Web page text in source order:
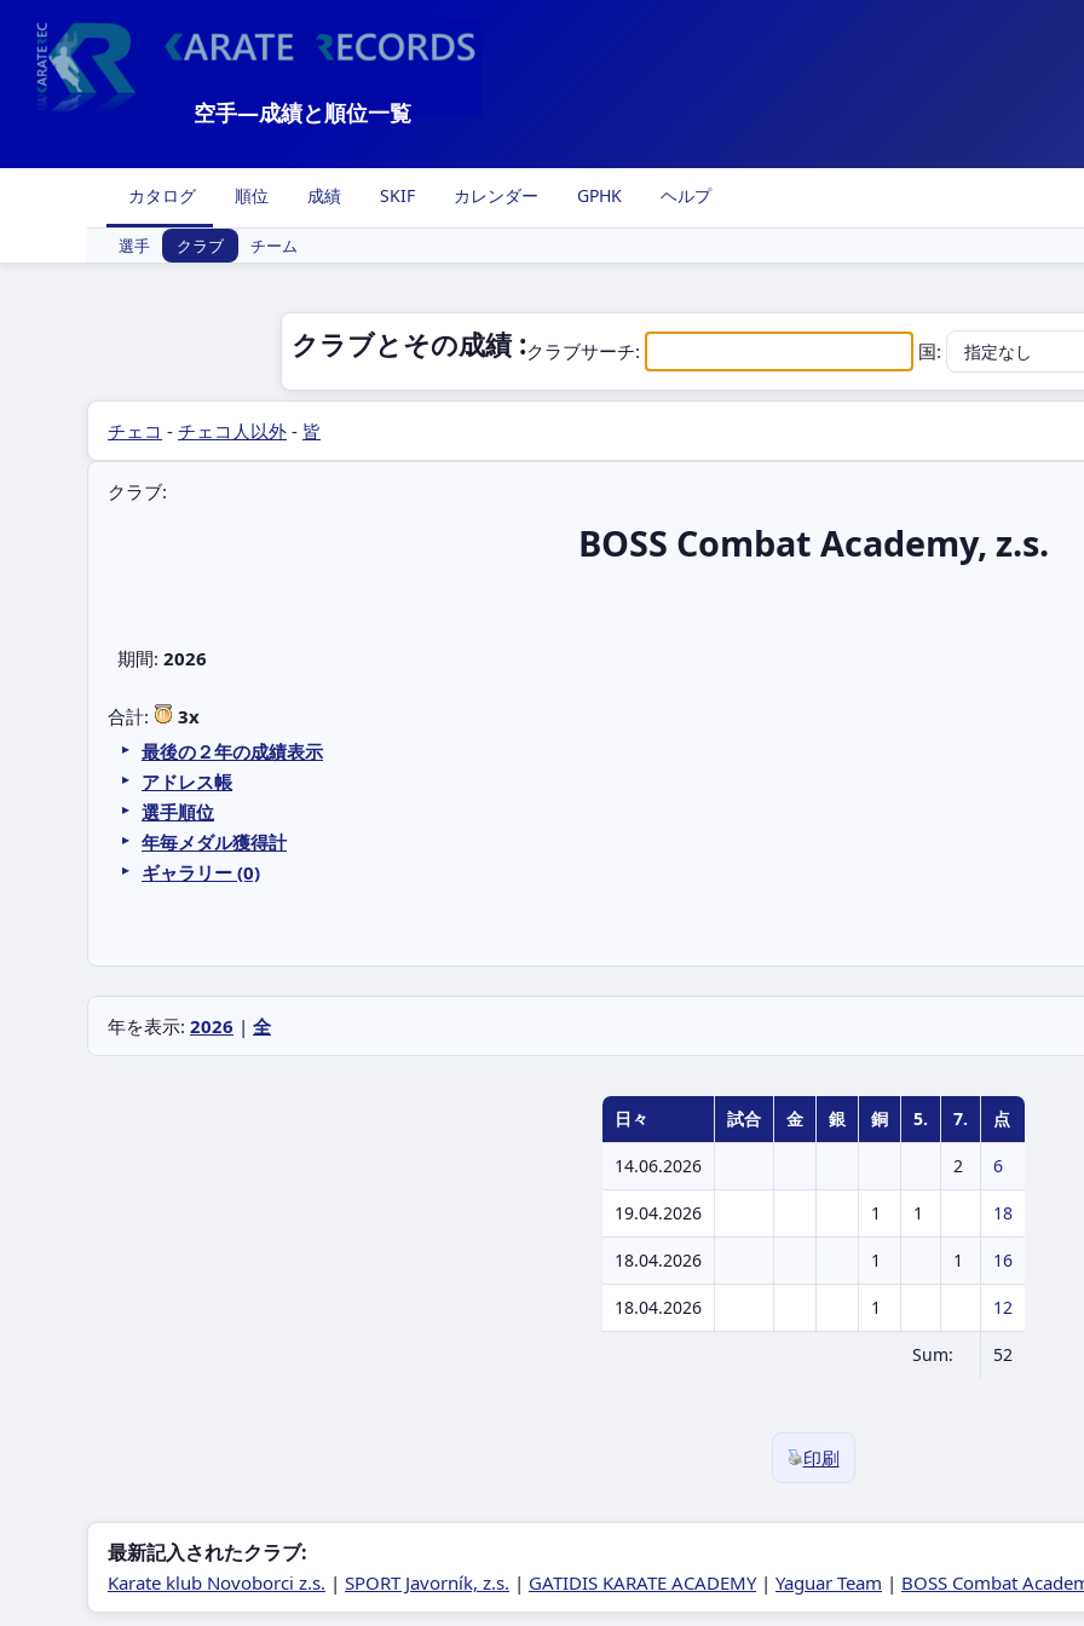
空手―成績と順位一覧
カタログ 順位 成績 SKIF カレンダー GPHK ヘルプ
選手 クラブ チーム
クラブとその成績 :クラブサーチ: 国:
チェコ - チェコ人以外 - 皆
クラブ:
BOSS Combat Academy, z.s.
期間: 2026
合計:
3x
最後の２年の成績表示
アドレス帳
選手順位
年毎メダル獲得計
ギャラリー (0)
年を表示: 2026 | 全
日々 試合 金 銀 銅 5. 7. 点
14.06.2026 2 6
19.04.2026 1 1 18
18.04.2026 1 1 16
18.04.2026 1 12
Sum: 52
印刷
最新記入されたクラブ:
Karate klub Novoborci z.s. | SPORT Javorník, z.s. | GATIDIS KARATE ACADEMY| Yaguar Team | BOSS Combat